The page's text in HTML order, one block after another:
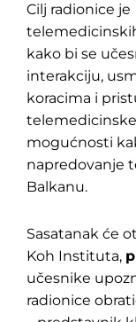
Cilj radionice
kako bi se
interakciju,
koracima i
telemedicinske
mogućnosti
napredovanje
Balkanu.
Sasatanak će
Koh Instituta,
učesnike
radionice